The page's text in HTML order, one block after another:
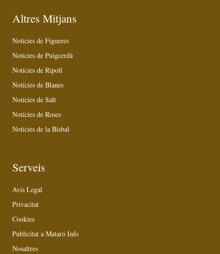
Altres Mitjans
Notícies de Figueres
Notícies de Puigcerdà
Notícies de Ripoll
Notícies de Blanes
Notícies de Salt
Notícies de Roses
Notícies de la Bisbal
Serveis
Avís Legal
Privacitat
Cookies
Publicitat a Mataró Info
Nosaltres